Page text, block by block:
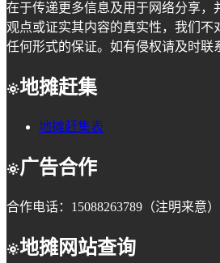
在于传递更多信息及用于网络分享，
观点或证实其内容的真实性，我们不
任何形式的保证。如有侵权请及时联
地摊赶集
地摊赶集表
广告合作
合作电话：15088263789（注明来意）
地摊网站查询